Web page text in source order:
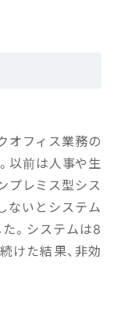
オフィス業務の
以前は人事や生
プレミス型シス
ないとシステム
。システムは8
けた結果、非効